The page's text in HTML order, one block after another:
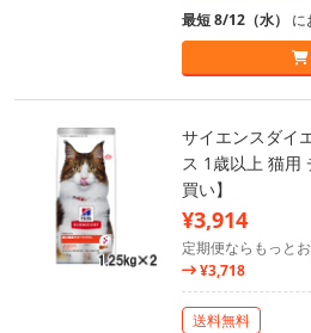
最短 8/12（水） に
サイエンスダイ
ス 1歳以上 猫用
買い】
¥3,914
定期便ならもっとお
¥3,718
送料無料